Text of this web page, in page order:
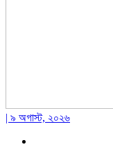
| ৯ অগাস্ট, ২০২৬